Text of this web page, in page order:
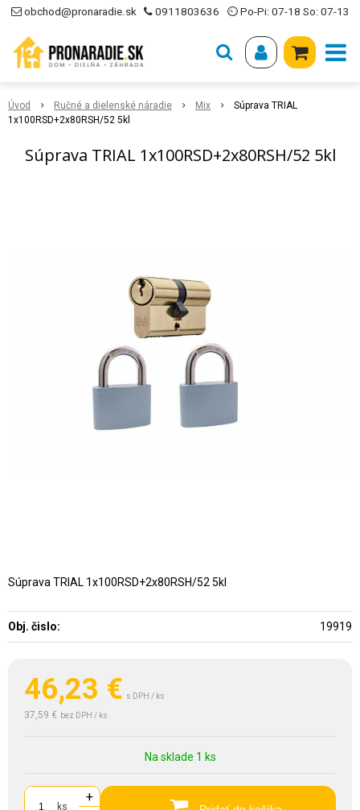
obchod@pronaradie.sk 0911803636 ⏲ Po-Pi: 07-18 So: 07-13
Úvod Ručné a dielenské náradie Mix
Súprava TRIAL
1x100RSD+2x80RSH/52 5kl
Súprava TRIAL 1x100RSD+2x80RSH/52 5kl
46,23 € s DPH / ks
37,59 € bez DPH / ks
Na sklade 1 ks
ks
+
Súprava TRIAL 1x100RSD+2x80RSH/52 5kl
Obj. čislo: 19919